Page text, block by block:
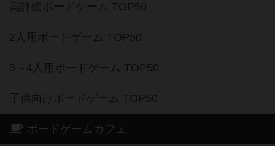
高評価ボードゲーム TOP50
2人用ボードゲーム TOP50
3～4人用ボードゲーム TOP50
子供向けボードゲーム TOP50
ボードゲームカフェ